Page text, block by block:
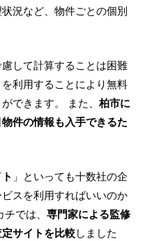
況など、物件ごとの個別
して計算することは困難
を利用することにより無料
できます。 また、柏市に
件の情報も入手できるた
」といっても十数社の企
スを利用すればいいのか
では、 専門家による監修
サイトを比較しました